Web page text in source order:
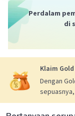
Perdalam
di
Klaim
Dengan